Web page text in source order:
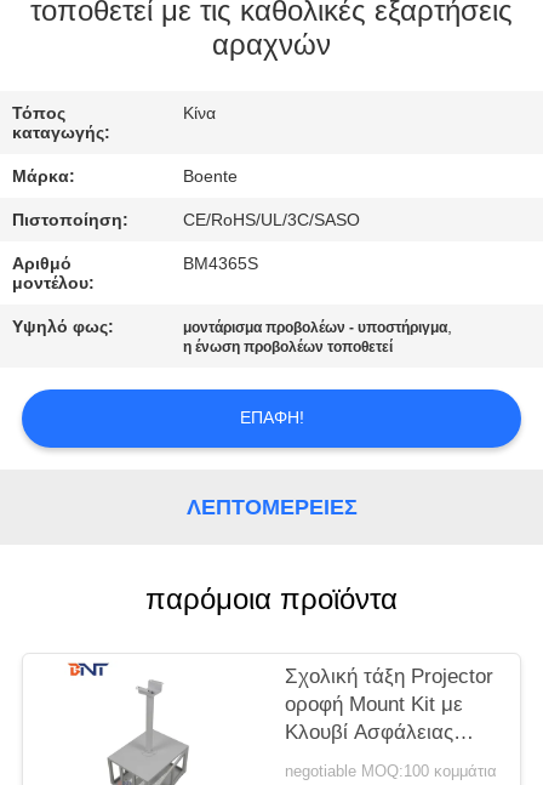
ΈΛΕΓΧΟΣ
ΕΛΆΤΕ
ΣΕ
ΕΠΑΦΉ
ΕΙΔΉΣΕΙΣ
ΠΕΡΙΠΤΏΣΕΙΣ
PRIVACY
POLICY
τοποθετεί με τις καθολικές εξαρτήσεις
αραχνών
Τόπος
καταγωγής:
Κίνα
Μάρκα: Boente
Πιστοποίηση: CE/RoHS/UL/3C/SASO
Αριθμό
μοντέλου:
BM4365S
Υψηλό φως: μοντάρισμα προβολέων - υποστήριγμα,
η ένωση προβολέων τοποθετεί
ΕΠΑΦΉ!
ΛΕΠΤΟΜΈΡΕΙΕΣ
παρόμοια προϊόντα
Σχολική τάξη Projector
οροφή Mount Kit με
Κλουβί Ασφάλειας
Projector
negotiable MOQ:100 κομμάτια